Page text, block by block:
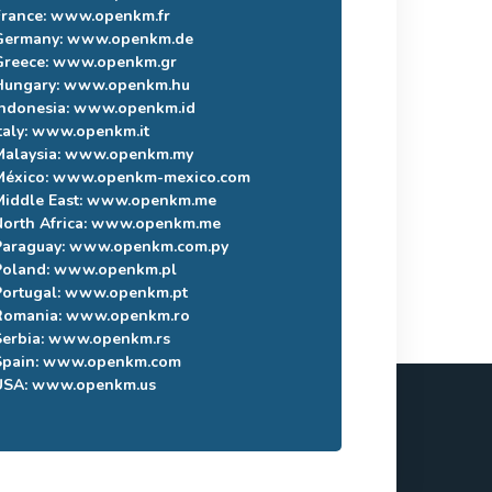
www.openkm.fr
www.openkm.de
www.openkm.gr
www.openkm.hu
www.openkm.id
www.openkm.it
www.openkm.my
www.openkm-mexico.com
East:www.openkm.me
Africa:www.openkm.me
www.openkm.com.py
www.openkm.pl
www.openkm.pt
www.openkm.ro
www.openkm.rs
www.openkm.com
www.openkm.us